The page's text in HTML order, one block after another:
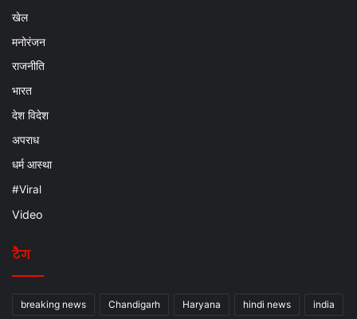
खेल
मनोरंजन
राजनीति
भारत
देश विदेश
अपराध
धर्म आस्था
#Viral
Video
टैग
breaking news Chandigarh Haryana hindi news india